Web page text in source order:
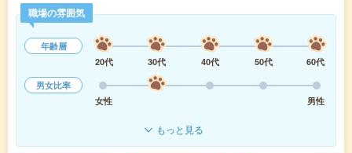
職場の雰囲気
年齢層
20代
30代 40代 50代
60代
男女比率
女性
男性
もっと見る